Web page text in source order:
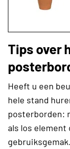
Tips over
Heeft u een
hele stand
posterborden:
als los element